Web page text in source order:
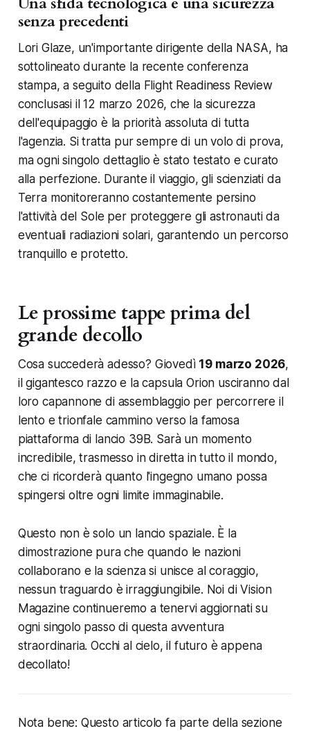
senza precedenti
Lori Glaze, un'importante dirigente della NASA, ha
sottolineato durante la recente conferenza
stampa, a seguito della Flight Readiness Review
conclusasi il 12 marzo 2026, che la sicurezza
dell'equipaggio è la priorità assoluta di tutta
l'agenzia. Si tratta pur sempre di un volo di prova,
ma ogni singolo dettaglio è stato testato e curato
alla perfezione. Durante il viaggio, gli scienziati da
Terra monitoreranno costantemente persino
l'attività del Sole per proteggere gli astronauti da
eventuali radiazioni solari, garantendo un percorso
tranquillo e protetto.
Le prossime tappe prima del
grande decollo
Cosa succederà adesso? Giovedì 19 marzo 2026,
il gigantesco razzo e la capsula Orion usciranno dal
loro capannone di assemblaggio per percorrere il
lento e trionfale cammino verso la famosa
piattaforma di lancio 39B. Sarà un momento
incredibile, trasmesso in diretta in tutto il mondo,
che ci ricorderà quanto l'ingegno umano possa
spingersi oltre ogni limite immaginabile.
Questo non è solo un lancio spaziale. È la
dimostrazione pura che quando le nazioni
collaborano e la scienza si unisce al coraggio,
nessun traguardo è irraggiungibile. Noi di Vision
Magazine continueremo a tenervi aggiornati su
ogni singolo passo di questa avventura
straordinaria. Occhi al cielo, il futuro è appena
decollato!
Nota bene: Questo articolo fa parte della sezione